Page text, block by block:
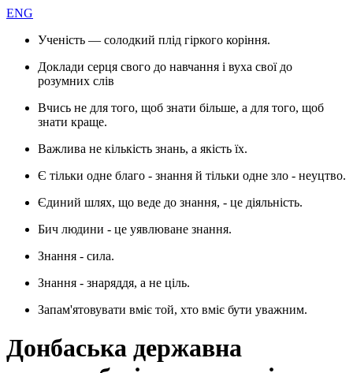
ENG
Ученість — солодкий плід гіркого коріння.
Доклади серця свого до навчання і вуха свої до
розумних слів
Вчись не для того, щоб знати більше, а для того, щоб
знати краще.
Важлива не кількість знань, а якість їх.
Є тільки одне благо - знання й тільки одне зло - неуцтво.
Єдиний шлях, що веде до знання, - це діяльність.
Бич людини - це уявлюване знання.
Знання - сила.
Знання - знаряддя, а не ціль.
Запам'ятовувати вміє той, хто вміє бути уважним.
Донбаська державна